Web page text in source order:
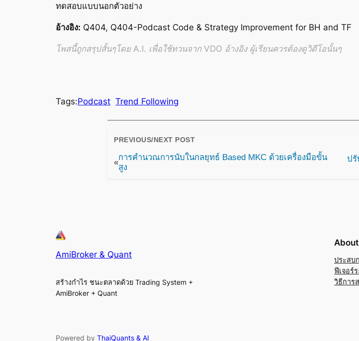
ทดสอบแบบนอกตัวอย่าง
อ้างอิง: Q404, Q404-Podcast Code & Strategy Improvement for BH and TF
โพสนี้ถูกสรุปสั้นๆโดย A.I. เพื่อใช้ทวนจาก VDO อ้างอิง ผู้เรียนควรต้องดูวิดีโอนั้นๆ
Tags:Podcast Trend Following
PREVIOUS/NEXT POST
«
การคำนวณการนับในกลยุทธ์ Based MKC ด้วยเครื่องมือขั้น
สูง
ปรั
AmiBroker & Quant
สร้างกำไร ชนะตลาดด้วย Trading System +
AmiBroker + Quant
About
ประสบ
ฟีเจอร์
วิธีการ
Powered by ThaiQuants & AI